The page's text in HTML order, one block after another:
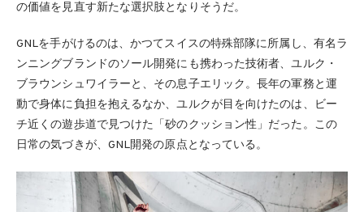
の価値を見直す新たな選択肢となりそうだ。
GNLを手がけるのは、かつてスイスの特殊部隊に所属し、有名ラ
ンニングブランドのソール開発にも携わった技術者、ユルク・
ブラウンシュワイラーと、その息子エリック。長年の軍務と運
動で身体に負担を抱えるなか、ユルクが目を向けたのは、ビー
チ近くの遊歩道で見つけた「砂のクッション性」だった。この
日常の気づきが、GNL開発の原点となっている。